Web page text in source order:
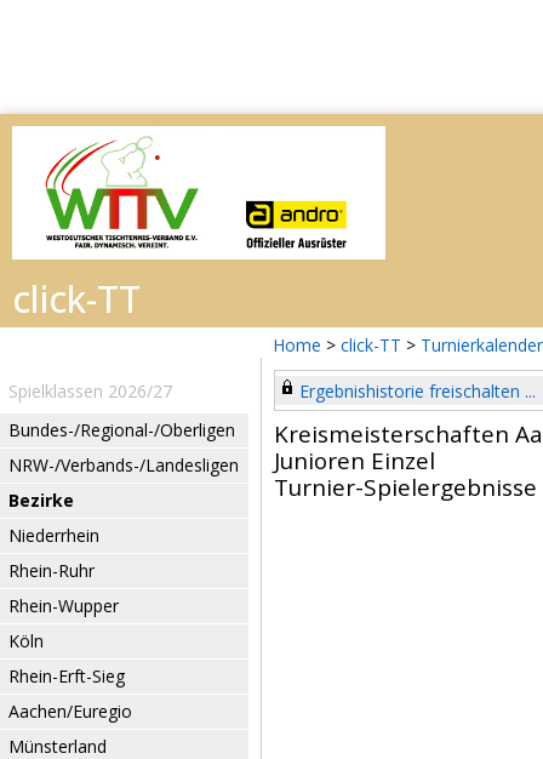
Home > click-TT > Turnierkalender
Spielklassen 2026/27
Bundes-/Regional-/Oberligen
NRW-/Verbands-/Landesligen
Bezirke
Niederrhein
Rhein-Ruhr
Rhein-Wupper
Köln
Rhein-Erft-Sieg
Aachen/Euregio
Münsterland
Ergebnishistorie freischalten ...
Kreismeisterschaften
Junioren Einzel
Turnier-Spielergebnisse